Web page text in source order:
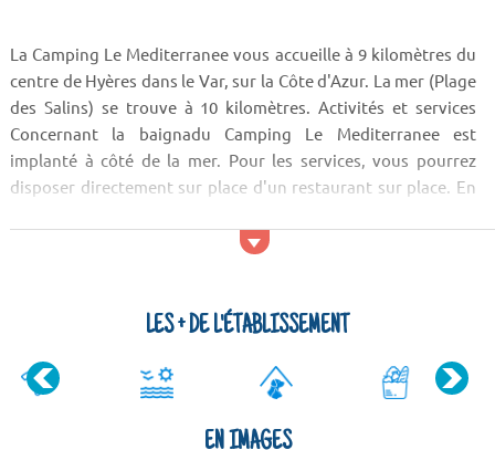
La Camping Le Mediterranee vous accueille à 9 kilomètres du
centre de Hyères dans le Var, sur la Côte d'Azur. La mer (Plage
des Salins) se trouve à 10 kilomètres. Activités et services
Concernant la baignadu Camping Le Mediterranee est
implanté à côté de la mer. Pour les services, vous pourrez
disposer directement sur place d'un restaurant sur place. En
LES + DE L'ÉTABLISSEMENT
EN IMAGES